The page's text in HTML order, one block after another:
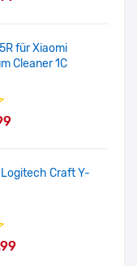
für Xiaomi
Cleaner 1C
Craft Y-